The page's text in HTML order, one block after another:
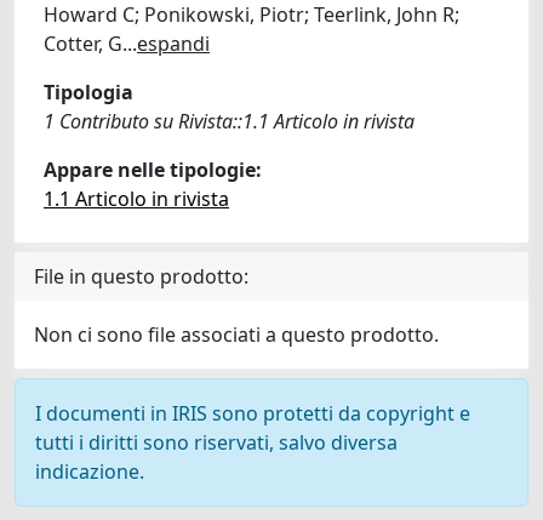
Howard C; Ponikowski, Piotr; Teerlink, John R;
Cotter, G...espandi
Tipologia
1 Contributo su Rivista::1.1 Articolo in rivista
Appare nelle tipologie:
1.1 Articolo in rivista
File in questo prodotto:
Non ci sono file associati a questo prodotto.
I documenti in IRIS sono protetti da copyright e
tutti i diritti sono riservati, salvo diversa
indicazione.